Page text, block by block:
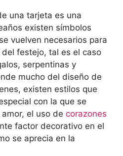
una tarjeta es una
existen símbolos
vuelven necesarios para
festejo, tal es el caso
serpentinas y
mucho del diseño de
existen estilos que
con la que se
el uso de corazones
factor decorativo en el
se aprecia en la